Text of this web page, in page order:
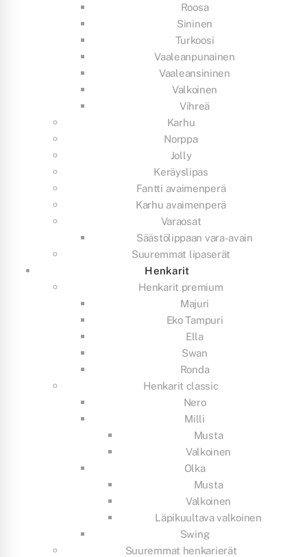
Roosa
Sininen
Turkoosi
Vaaleanpunainen
Vaaleansininen
Valkoinen
Vihreä
Karhu
Norppa
Jolly
Keräyslipas
Fantti avaimenperä
Karhu avaimenperä
Varaosat
Säästölippaan vara-avain
Suuremmat lipaserät
Henkarit
Henkarit premium
Majuri
Eko Tampuri
Ella
Swan
Ronda
Henkarit classic
Nero
Milli
Musta
Valkoinen
Olka
Musta
Valkoinen
Läpikuultava valkoinen
Swing
Suuremmat henkarierät